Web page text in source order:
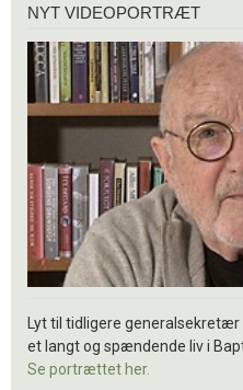
videoportræt
NYT VIDEOPORTRÆT
Lyt til tidligere
et langt og spændende liv i
Se portrættet her.